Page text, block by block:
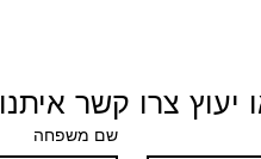
צרו קשר איתנו
שם משפחה